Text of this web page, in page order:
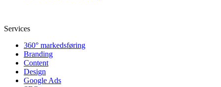
Services
360° markedsføring
Branding
Content
Design
Google Ads